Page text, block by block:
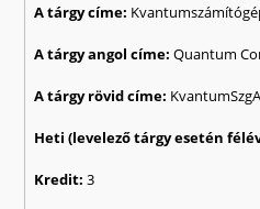
A tárgy címe:
A tárgy angol címe:Quantum
A tárgy rövid címe:
Kredit:3